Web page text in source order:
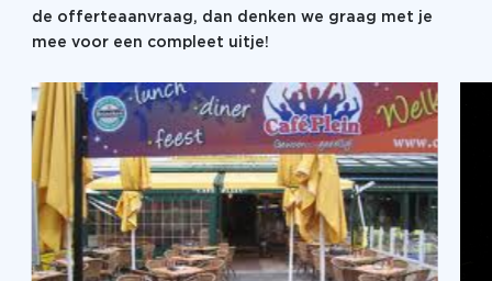
de offerteaanvraag, dan denken we graag met je
mee voor een compleet uitje!